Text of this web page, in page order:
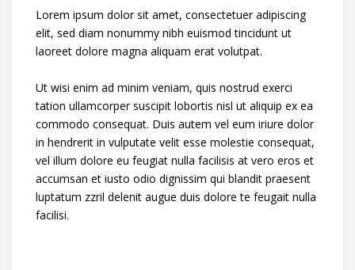
Lorem ipsum dolor sit amet, consectetuer adipiscing
elit, sed diam nonummy nibh euismod tincidunt ut
laoreet dolore magna aliquam erat volutpat.
Ut wisi enim ad minim veniam, quis nostrud exerci
tation ullamcorper suscipit lobortis nisl ut aliquip ex ea
commodo consequat. Duis autem vel eum iriure dolor
in hendrerit in vulputate velit esse molestie consequat,
vel illum dolore eu feugiat nulla facilisis at vero eros et
accumsan et iusto odio dignissim qui blandit praesent
luptatum zzril delenit augue duis dolore te feugait nulla
facilisi.